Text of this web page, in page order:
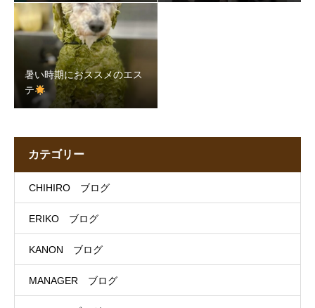
暑い時期におススメのエス
テ
カテゴリー
CHIHIRO ブログ
ERIKO ブログ
KANON ブログ
MANAGER ブログ